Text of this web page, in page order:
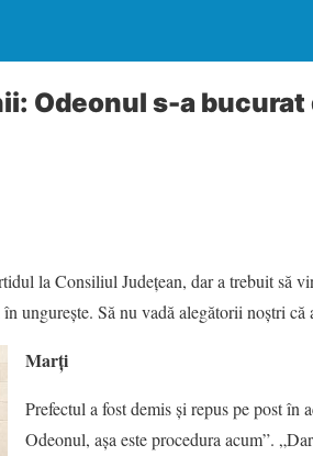
Odeonul s-a bucurat
la Consiliul Județean, dar a trebuit să
ungurește. Să nu vadă alegătorii noștri
Marți
Prefectul a fost demis și repus pe post în
Odeonul, așa este procedura acum”.